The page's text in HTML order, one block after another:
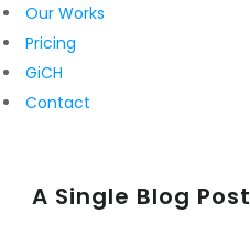
Our Works
Pricing
GiCH
Contact
A Single Blog Post